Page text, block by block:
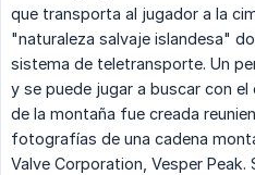
que transporta al jugador a la
"naturaleza salvaje islandesa"
sistema de teletransporte. Un
y se puede jugar a buscar con el
de la montaña fue creada
fotografías de una cadena
Valve Corporation, Vesper